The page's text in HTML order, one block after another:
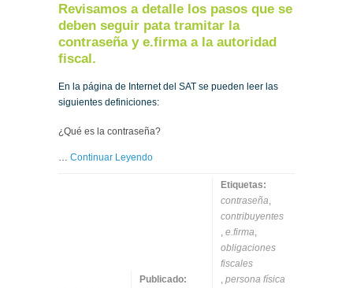
Revisamos a detalle los pasos que se
deben seguir pata tramitar la
contraseña y e.firma a la autoridad
fiscal.
En la página de Internet del SAT se pueden leer las
siguientes definiciones:
¿Qué es la contraseña?
… Continuar Leyendo
Publicado:
Etiquetas:
contraseña,
contribuyentes
, e.firma,
obligaciones
fiscales
, persona física